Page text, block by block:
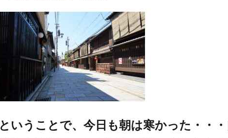
ということで、今日も朝は寒かった・・